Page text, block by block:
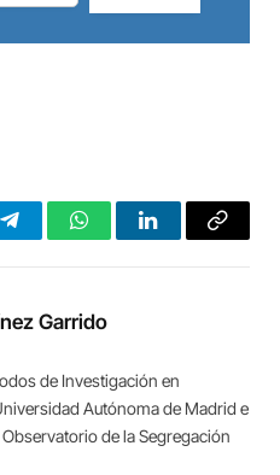
TelegramWhatsAppLinkedInCopy
Garrido
de Investigación en
Autónoma de Madrid e
de la Segregación